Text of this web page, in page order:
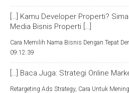
[…] Kamu Developer Properti?
Media Bisnis Properti […]
Cara Memilih Nama Bisnis Dengan Tepat
09:12:39
[…] Baca Juga: Strategi Online
Retargeting Ads Strategy, Cara Untuk